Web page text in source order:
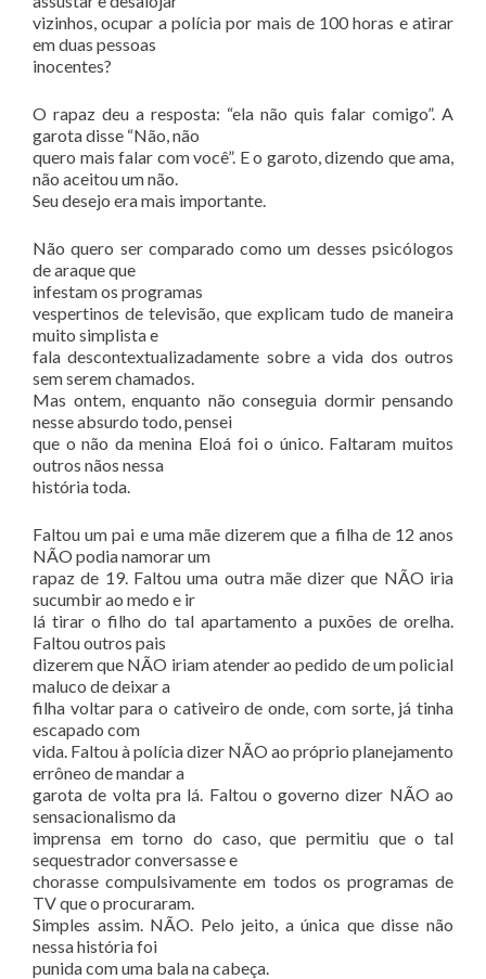
vizinhos, ocupar a polícia por mais de 100 horas e atirar
em duas pessoas
inocentes?
O rapaz deu a resposta: “ela não quis falar comigo”. A
garota disse “Não, não
quero mais falar com você”. E o garoto, dizendo que ama,
não aceitou um não.
Seu desejo era mais importante.
Não quero ser comparado como um desses psicólogos
de araque que
infestam os programas
vespertinos de televisão, que explicam tudo de maneira
muito simplista e
fala descontextualizadamente sobre a vida dos outros
sem serem chamados.
Mas ontem, enquanto não conseguia dormir pensando
nesse absurdo todo, pensei
que o não da menina Eloá foi o único. Faltaram muitos
outros nãos nessa
história toda.
Faltou um pai e uma mãe dizerem que a filha de 12 anos
NÃO podia namorar um
rapaz de 19. Faltou uma outra mãe dizer que NÃO iria
sucumbir ao medo e ir
lá tirar o filho do tal apartamento a puxões de orelha.
Faltou outros pais
dizerem que NÃO iriam atender ao pedido de um policial
maluco de deixar a
filha voltar para o cativeiro de onde, com sorte, já tinha
escapado com
vida. Faltou à polícia dizer NÃO ao próprio planejamento
errôneo de mandar a
garota de volta pra lá. Faltou o governo dizer NÃO ao
sensacionalismo da
imprensa em torno do caso, que permitiu que o tal
sequestrador conversasse e
chorasse compulsivamente em todos os programas de
TV que o procuraram.
Simples assim. NÃO. Pelo jeito, a única que disse não
nessa história foi
punida com uma bala na cabeça.